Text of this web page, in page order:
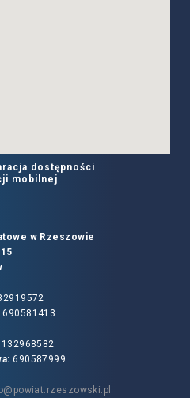
dostępności
mobilnej
w Rzeszowie
690581413
690587999